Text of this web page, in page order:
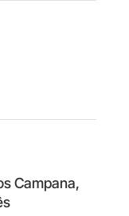
Campana,